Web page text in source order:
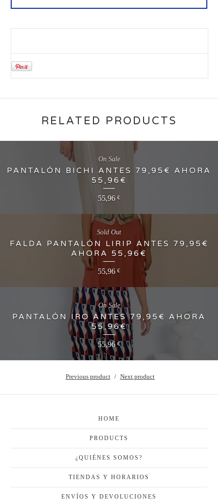
RELATED PRODUCTS
PANTALÓN BICHI ANTES 79,95€ AHORA
55,96€
55,96 €
On Sale
FALDA PANTALÓN LIRIP ANTES 79,95€
AHORA 55,96€
55,96 €
Sold Out
PANTALÓN IRO ANTES 79,95€ AHORA
55,96€
55,96€
On Sale
Previous product Next product
HOME
PRODUCTS
¿QUIÉNES SOMOS?
TIENDAS Y HORARIOS
ENVÍOS Y DEVOLUCIONES